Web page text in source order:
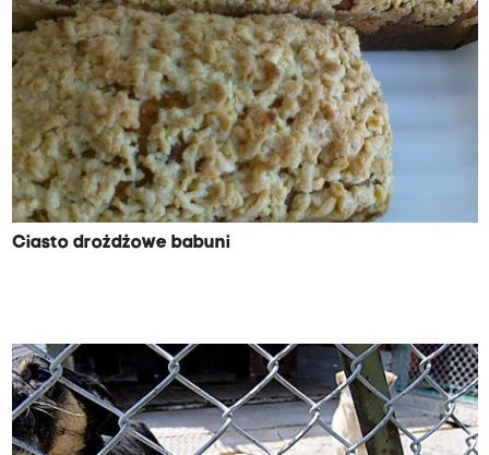
Ciasto drożdżowe babuni